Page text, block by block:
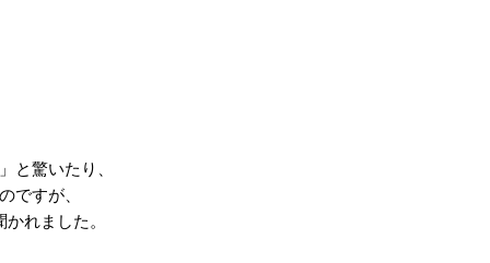
と驚いたり、
ですが、
れました。